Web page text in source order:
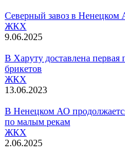
Северный завоз в
ЖКХ
9.06.2025
В Харуту доставлена первая
брикетов
ЖКХ
13.06.2023
В Ненецком АО
по малым рекам
ЖКХ
2.06.2025